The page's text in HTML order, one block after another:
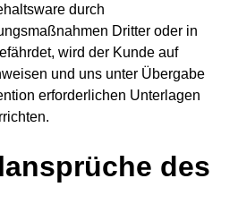
durch
Dritter oder in
wird der Kunde auf
und uns unter Übergabe
erforderlichen Unterlagen
des